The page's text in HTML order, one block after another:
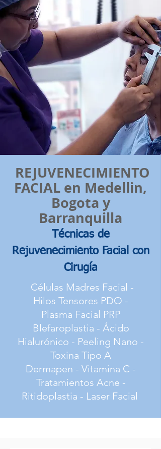
REJUVENECIMIENTO
FACIAL en Medellin,
Bogota y
Barranquilla
Técnicas de
Rejuvenecimiento Facial con
Cirugía
Células Madres Facial -
Hilos Tensores PDO -
Plasma Facial PRP
Blefaroplastia - Ácido
Hialurónico - Peeling Nano -
Toxina Tipo A
Dermapen - Vitamina C -
Tratamientos Acne -
Ritidoplastia - Laser Facial